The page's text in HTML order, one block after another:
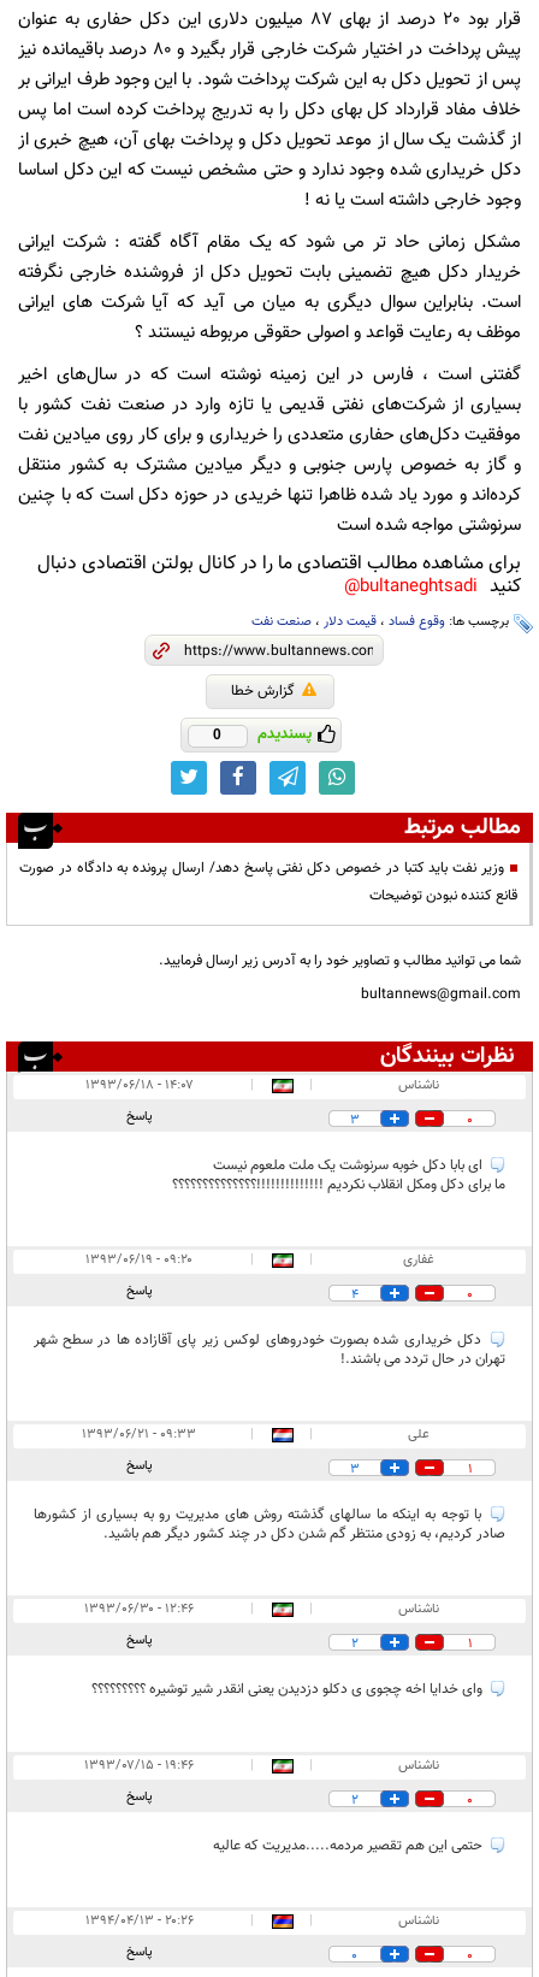
قرار بود 20 درصد از بهای 87 میلیون دلاری این دکل حفاری به عنوان
پیش پرداخت در اختیار شرکت خارجی قرار بگیرد و 80 درصد باقیمانده نیز
پس از تحویل دکل به این شرکت پرداخت شود. با این وجود طرف ایرانی بر
خلاف مفاد قرارداد کل بهای دکل را به تدریج پرداخت کرده است اما پس
از گذشت یک سال از موعد تحویل دکل و پرداخت بهای آن، هیچ خبری از
دکل خریداری شده وجود ندارد و حتی مشخص نیست که این دکل اساسا
وجود خارجی داشته است یا نه !
مشکل زمانی حاد تر می شود که یک مقام آگاه گفته : شرکت ایرانی
خریدار دکل هیچ تضمینی بابت تحویل دکل از فروشنده خارجی نگرفته‌
است. بنابراین سوال دیگری به میان می آید که آیا شرکت های ایرانی
موظف به رعایت قواعد و اصولی حقوقی مربوطه نیستند ؟
گفتنی است ، فارس در این زمینه نوشته است که در سال‌های اخیر
بسیاری از شرکت‌های نفتی قدیمی یا تازه وارد در صنعت نفت کشور با
موفقیت دکل‌های حفاری متعددی را خریداری و برای کار روی میادین نفت
و گاز به خصوص پارس جنوبی و دیگر میادین مشترک به کشور منتقل
کرده‌اند و مورد یاد شده ظاهرا تنها خریدی در حوزه دکل است که با چنین
سرنوشتی مواجه شده است
برای مشاهده مطالب اقتصادی ما را در کانال بولتن اقتصادی دنبال
کنید bultaneghtsadi@
برچسب ها: وقوع فساد ، قیمت دلار ، صنعت نفت
گزارش خطا
پسندیدم 0
مطالب مرتبط
وزیر نفت باید کتبا در خصوص دکل نفتی پاسخ دهد/ ارسال پرونده به دادگاه در صورت
قانع کننده نبودن توضیحات
شما می توانید مطالب و تصاویر خود را به آدرس زیر ارسال فرمایید.
bultannews@gmail.com
نظرات بینندگان
در انتظار بررسی:
ناشناس |
|
۱۴:۰۷ - ۱۳۹۳/۰۶/۱۸
0
3 پاسخ
ای بابا دکل خوبه سرنوشت یک ملت ملعوم نیست
ما برای دکل ومکل انقلاب نکردیم !!!!!!!!!!!!!!؟؟؟؟؟؟؟؟؟؟؟؟؟؟
غفاری |
|
۰۹:۲۰ - ۱۳۹۳/۰۶/۱۹
0
4 پاسخ
دکل خریداری شده بصورت خودروهای لوکس زیر پای آقازاده ها در سطح شهر
تهران در حال تردد می باشند.!
علی |
|
۰۹:۳۳ - ۱۳۹۳/۰۶/۲۱
1
3 پاسخ
با توجه به اینکه ما سالهای گذشته روش های مدیریت رو به بسیاری از کشورها
صادر کردیم، به زودی منتظر گم شدن دکل در چند کشور دیگر هم باشید.
ناشناس |
|
۱۲:۴۶ - ۱۳۹۳/۰۶/۳۰
1
2 پاسخ
وای خدایا اخه چجوی ی دکلو دزدیدن یعنی انقدر شیر توشیره ؟؟؟؟؟؟؟؟؟
ناشناس |
|
۱۹:۴۶ - ۱۳۹۳/۰۷/۱۵
0
2 پاسخ
حتمی این هم تقصیر مردمه.....مدیریت که عالیه
ناشناس |
|
۲۰:۲۶ - ۱۳۹۴/۰۴/۱۳
0
0 پاسخ